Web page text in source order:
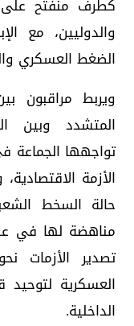
كطرف منفتح على
والدوليين، مع
الضغط العسكري
ويربط مراقبون
المتشدد وبين
تواجهها
الأزمة
حالة السخط
مناهضة لها في
تصدير الأزمات
العسكرية لتوحيد
الداخلية.